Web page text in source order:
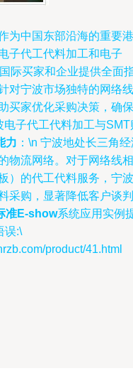
为中国东部沿海的重要港
子代工代料加工和电子
际买家和企业提供全面
对宁波市场独特的网络线
买家优化采购决策，确保
子代工代料加工与SMT
力 ：\n 宁波地处长三角
物流网络。对于网络线相
）的代工代料服务，宁波
采购，显著降低客户谈判
准E-show系统应用实例
误:\
product/41.html